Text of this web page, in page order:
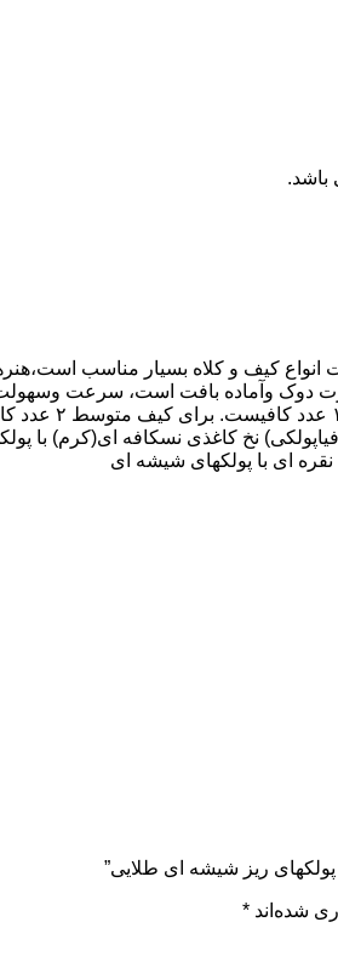
انواع کیف و کلاه بسیار مناسب
دوک وآماده بافت است، سرعت
برای بافت:
نخ کاغذی نسکافه ای(کرم) با
ای با پولکهای شیشه ای
پولکهای ریز شیشه ای طلایی”
شده‌اند *